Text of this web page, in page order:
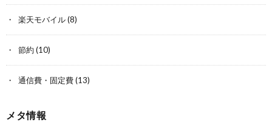
楽天モバイル(8)
節約 (10)
通信費・固定費(13)
メタ情報